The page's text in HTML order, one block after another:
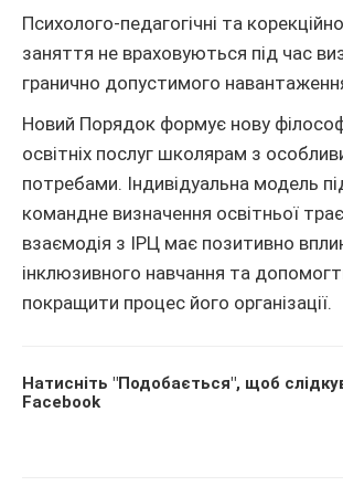
Психолого-педагогічні та
заняття не враховуються під час
гранично допустимого
Новий Порядок формує нову
освітніх послуг школярам з
потребами. Індивідуальна модель
командне визначення освітньої
взаємодія з ІРЦ має позитивно
інклюзивного навчання та
покращити процес його організації.
Натисніть "Подобається", щоб
Facebook